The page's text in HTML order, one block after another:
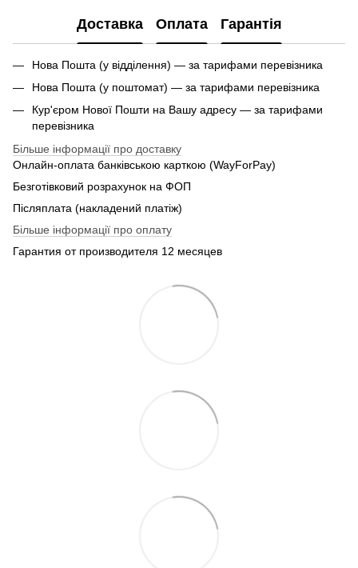
Доставка Оплата Гарантія
Нова Пошта (у відділення) — за тарифами перевізника
Нова Пошта (у поштомат) — за тарифами перевізника
Кур'єром Нової Пошти на Вашу адресу — за тарифами
перевізника
Більше інформації про доставку
Онлайн-оплата банківською карткою (WayForPay)
Безготівковий розрахунок на ФОП
Післяплата (накладений платіж)
Більше інформації про оплату
Гарантия от производителя 12 месяцев